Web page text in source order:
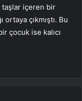
taşlar içeren bir
çıkmıştı. Bu
çocuk ise kalıcı